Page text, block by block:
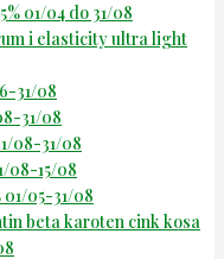
01/04 do 31/08
i elasticity ultra light
31/08
31/08
08-31/08
08-15/08
05-31/08
beta karoten cink kosa